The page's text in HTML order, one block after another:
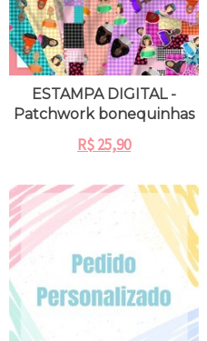
ESTAMPA DIGITAL -
Patchwork bonequinhas
R$25,90